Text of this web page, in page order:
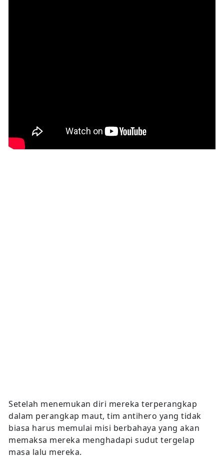
Setelah menemukan diri mereka terperangkap
dalam perangkap maut, tim antihero yang tidak
biasa harus memulai misi berbahaya yang akan
memaksa mereka menghadapi sudut tergelap
masa lalu mereka.